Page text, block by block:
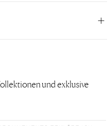
und exklusive